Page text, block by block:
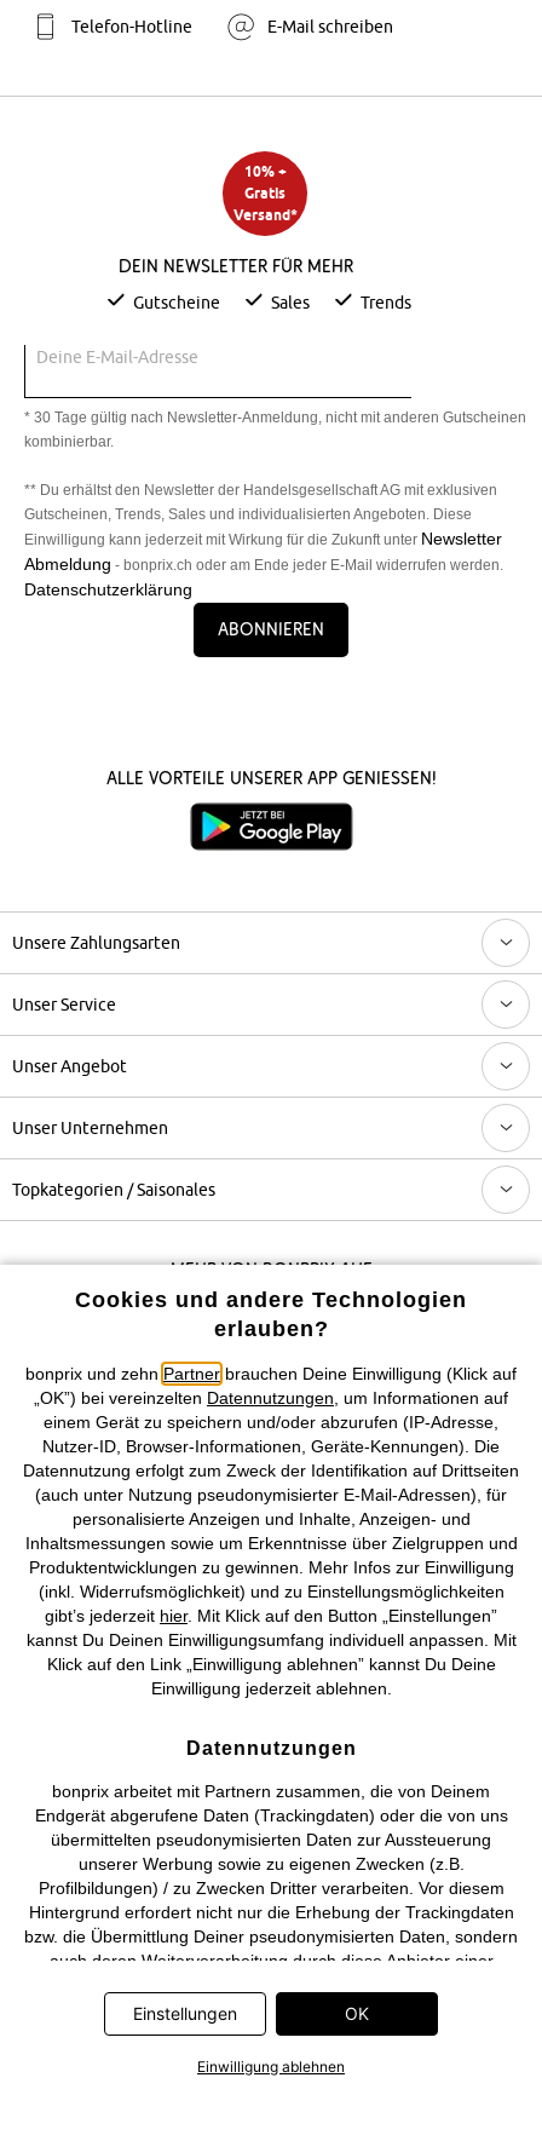
Telefon-Hotline E-Mail schreiben
10% +
Gratis
Versand*
Dein Newsletter für mehr
Gutscheine Sales Trends
Deine E-Mail-Adresse
* 30 Tage gültig nach Newsletter-Anmeldung, nicht mit anderen Gutscheinen
kombinierbar.
** Du erhältst den Newsletter der Handelsgesellschaft AG mit exklusiven
Gutscheinen, Trends, Sales und individualisierten Angeboten. Diese
Einwilligung kann jederzeit mit Wirkung für die Zukunft unter Newsletter
Abmeldung - bonprix.ch oder am Ende jeder E-Mail widerrufen werden.
Datenschutzerklärung
Abonnieren
Alle Vorteile unserer App genießen!
Unsere Zahlungsarten
Unser Service
Unser Angebot
Unser Unternehmen
Topkategorien / Saisonales
Mehr von bonprix auf
Preisangaben inkl. gesetzl. MwSt. und zzgl.Service- &
Versandkosten
AGB Datenschutz Cookie-Einstellungen Impressum
Vertrag widerrufen
©2026 bonprix.Alle Rechte vorbehalten.
Deutsch Français
Cookies und andere Technologien
erlauben?
bonprix und zehn Partner brauchen Deine Einwilligung (Klick auf
„OK”) bei vereinzelten Datennutzungen , um Informationen auf
einem Gerät zu speichern und/oder abzurufen (IP-Adresse,
Nutzer-ID, Browser-Informationen, Geräte-Kennungen). Die
Datennutzung erfolgt zum Zweck der Identifikation auf Drittseiten
(auch unter Nutzung pseudonymisierter E-Mail-Adressen), für
personalisierte Anzeigen und Inhalte, Anzeigen- und
Inhaltsmessungen sowie um Erkenntnisse über Zielgruppen und
Produktentwicklungen zu gewinnen. Mehr Infos zur Einwilligung
(inkl. Widerrufsmöglichkeit) und zu Einstellungsmöglichkeiten
gibt’s jederzeit hier. Mit Klick auf den Button „Einstellungen”
kannst Du Deinen Einwilligungsumfang individuell anpassen. Mit
Klick auf den Link „Einwilligung ablehnen” kannst Du Deine
Einwilligung jederzeit ablehnen.
Datennutzungen
bonprix arbeitet mit Partnern zusammen, die von Deinem
Endgerät abgerufene Daten (Trackingdaten) oder die von uns
übermittelten pseudonymisierten Daten zur Aussteuerung
unserer Werbung sowie zu eigenen Zwecken (z.B.
Profilbildungen) / zu Zwecken Dritter verarbeiten. Vor diesem
Hintergrund erfordert nicht nur die Erhebung der Trackingdaten
bzw. die Übermittlung Deiner pseudonymisierten Daten, sondern
auch deren Weiterverarbeitung durch diese Anbieter einer
Deine pseudonymisierten Daten erst dann übermittelt, wenn Du
auf den in dem Banner auf bonprix.de wiedergebenden Button
„OK” klickst. Bei den Partnern handelt es sich um die folgenden
Unternehmen: Meta Platforms Ireland Limited, Google Ireland
Einstellungen OK
Einwilligung ablehnen